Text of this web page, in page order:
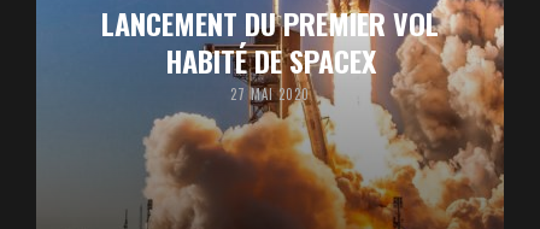
LANCEMENT DU PREMIER VOL
HABITÉ DE SPACEX
27 MAI 2020